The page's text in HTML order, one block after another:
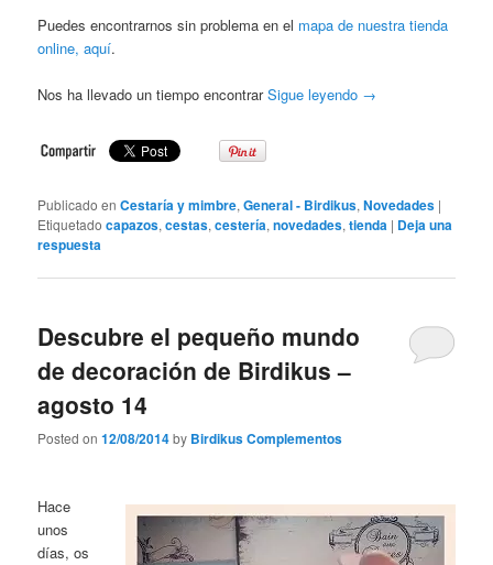
Puedes encontrarnos sin problema en el mapa de nuestra tienda
online, aquí.
Nos ha llevado un tiempo encontrarSigue leyendo →
Publicado en Cestaría y mimbre,General - Birdikus,Novedades |
Etiquetado capazos,cestas,cestería,novedades,tienda | Deja una
respuesta
Descubre el pequeño mundo
de decoración de Birdikus –
agosto 14
Posted on12/08/2014by Birdikus Complementos
Hace
unos
días, os